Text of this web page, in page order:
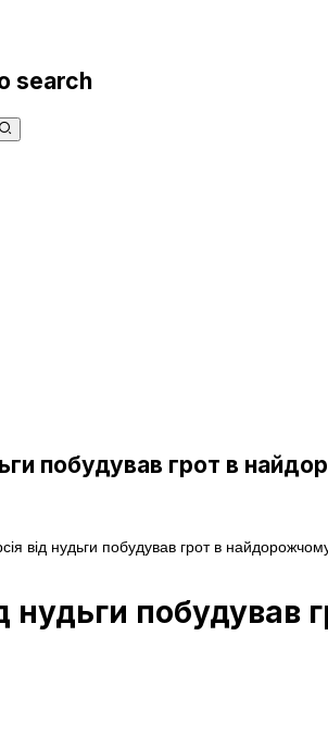
search
побудував грот в
від нудьги побудував грот в
нудьги побудував